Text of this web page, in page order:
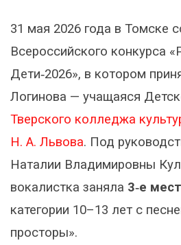
31 мая 2026 года в Томске
Всероссийского конкурса
Дети‑2026», в котором
Логинова — учащаяся
Тверского колледжа
Н. А. Львова. Под
Наталии Владимировны
вокалистка заняла 3‑е
категории 10–13 лет с
просторы».